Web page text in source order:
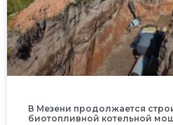
В Мезени продолжается
биотопливной котельной